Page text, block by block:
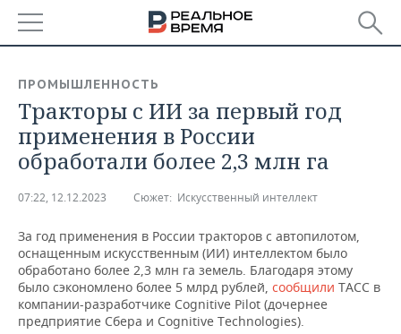
БАШКОРТОСТАН
ТАТАРСТАН
НОВОСТИ
АНАЛИТИКА
ДЕКЛАРАЦИИ О ДОХОДАХ
КОРОЛИ ГОСЗАКАЗА ПФО
ВУЗЫ ТАТАРСТАНА
НОВОСТИ ЭКОНОМИКИ
ФИНАНСЫ
БАНКИ
ПРОМЫШЛЕННОСТЬ
НОВОСТИ
ПРОМЫШЛЕННОСТИ
АГРОПРОМ
НЕДВИЖИМОСТЬ
НОВОСТИ НЕДВИЖИМОСТИ
АВТО
ПРОМЫШЛЕННОСТЬ
Тракторы с ИИ за первый год
применения в России
обработали более 2,3 млн га
07:22, 12.12.2023 Сюжет: Искусственный интеллект
За год применения в России тракторов с автопилотом,
оснащенным искусственным (ИИ) интеллектом было
обработано более 2,3 млн га земель. Благодаря этому
было сэкономлено более 5 млрд рублей, сообщили ТАСС в
компании-разработчике Cognitive Pilot (дочернее
предприятие Сбера и Cognitive Technologies).